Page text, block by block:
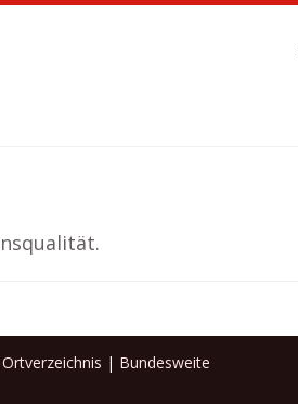
Ortverzeichnis | Bundesweite